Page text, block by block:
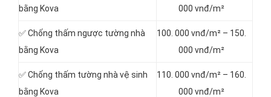
bằng Kova
000 vnđ/m²
✅ Chống thấm ngược tường nhà
bằng Kova
100. 000 vnđ/m² – 150.
000 vnđ/m²
✅ Chống thấm tường nhà vệ sinh
bằng Kova
110. 000 vnđ/m² – 160.
000 vnđ/m²